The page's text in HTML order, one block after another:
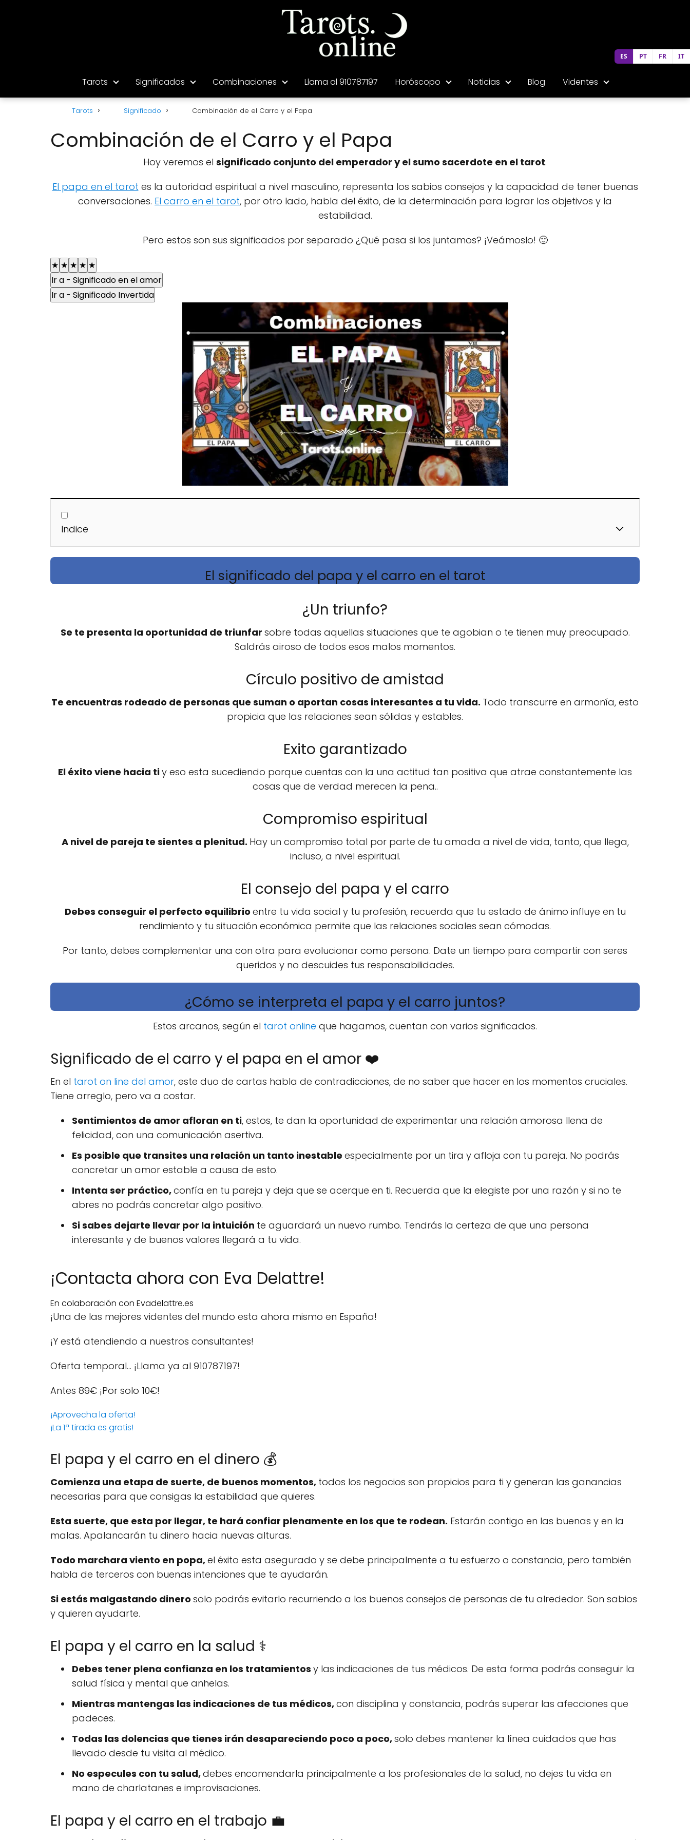
Tarots Significados Combinaciones Llama al 910787197 Horóscopo Noticias Blog Videntes
Tarots Significado Combinación de el Carro y el Papa
Combinación de el Carro y el Papa
Hoy veremos el significado conjunto del emperador y el sumo sacerdote en el tarot.
El papa en el tarot es la autoridad espiritual a nivel masculino, representa los sabios consejos y la capacidad de tener buenas
conversaciones. El carro en el tarot, por otro lado, habla del éxito, de la determinación para lograr los objetivos y la
estabilidad.
Pero estos son sus significados por separado ¿Qué pasa si los juntamos? ¡Veámoslo! 🙂
★ ★ ★ ★ ★
Ir a - Significado en el amor
Ir a - Significado Invertida
Indice
El significado del papa y el carro en el tarot
¿Un triunfo?
Se te presenta la oportunidad de triunfar sobre todas aquellas situaciones que te agobian o te tienen muy preocupado.
Saldrás airoso de todos esos malos momentos.
Círculo positivo de amistad
Te encuentras rodeado de personas que suman o aportan cosas interesantes a tu vida. Todo transcurre en armonía, esto
propicia que las relaciones sean sólidas y estables.
Exito garantizado
El éxito viene hacia tiy eso esta sucediendo porque cuentas con la una actitud tan positiva que atrae constantemente las
cosas que de verdad merecen la pena..
Compromiso espiritual
A nivel de pareja te sientes a plenitud. Hay un compromiso total por parte de tu amada a nivel de vida, tanto, que llega,
incluso, a nivel espiritual.
El consejo del papa y el carro
Debes conseguir el perfecto equilibrio entre tu vida social y tu profesión, recuerda que tu estado de ánimo influye en tu
rendimiento y tu situación económica permite que las relaciones sociales sean cómodas.
Por tanto, debes complementar una con otra para evolucionar como persona. Date un tiempo para compartir con seres
queridos y no descuides tus responsabilidades.
¿Cómo se interpreta el papa y el carro juntos?
Estos arcanos, según el tarot online que hagamos, cuentan con varios significados.
Significado de el carro y el papa en el amor ❤️
En el tarot on line del amor, este duo de cartas habla de contradicciones, de no saber que hacer en los momentos cruciales.
Tiene arreglo, pero va a costar.
Sentimientos de amor afloran en ti, estos, te dan la oportunidad de experimentar una relación amorosa llena de
felicidad, con una comunicación asertiva.
Es posible que transites una relación un tanto inestable especialmente por un tira y afloja con tu pareja. No podrás
concretar un amor estable a causa de esto.
Intenta ser práctico,confía en tu pareja y deja que se acerque en ti. Recuerda que la elegiste por una razón y si no te
abres no podrás concretar algo positivo.
Si sabes dejarte llevar por la intuición te aguardará un nuevo rumbo. Tendrás la certeza de que una persona
interesante y de buenos valores llegará a tu vida.
¡Contacta ahora con Eva Delattre!
En colaboración con Evadelattre.es
¡Una de las mejores videntes del mundo esta ahora mismo en España!
¡Y está atendiendo a nuestros consultantes!
Oferta temporal… ¡Llama ya al 910787197!
Antes 89€ ¡Por solo 10€!
¡Aprovecha la oferta!
¡La 1ª tirada es gratis!
El papa y el carro en el dinero 💰
Comienza una etapa de suerte, de buenos momentos, todos los negocios son propicios para ti y generan las ganancias
necesarias para que consigas la estabilidad que quieres.
Esta suerte, que esta por llegar, te hará confiar plenamente en los que te rodean. Estarán contigo en las buenas y en la
malas. Apalancarán tu dinero hacia nuevas alturas.
Todo marchara viento en popa,el éxito esta asegurado y se debe principalmente a tu esfuerzo o constancia, pero también
habla de terceros con buenas intenciones que te ayudarán.
Si estás malgastando dinero solo podrás evitarlo recurriendo a los buenos consejos de personas de tu alrededor. Son sabios
y quieren ayudarte.
El papa y el carro en la salud ⚕️
Debes tener plena confianza en los tratamientos y las indicaciones de tus médicos. De esta forma podrás conseguir la
salud física y mental que anhelas.
Mientras mantengas las indicaciones de tus médicos,con disciplina y constancia, podrás superar las afecciones que
padeces.
Todas las dolencias que tienes irán desapareciendo poco a poco,solo debes mantener la línea cuidados que has
llevado desde tu visita al médico.
No especules con tu salud,debes encomendarla principalmente a los profesionales de la salud, no dejes tu vida en
mano de charlatanes e improvisaciones.
El papa y el carro en el trabajo 💼
ES PT FR IT